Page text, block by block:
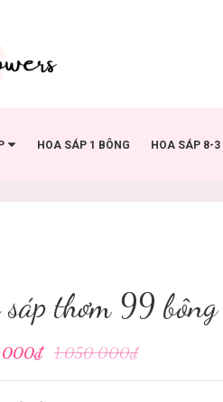
HOA SÁP 1 BÔNG HOA SÁP 8-3
sáp thơm 99
1.050.000₫